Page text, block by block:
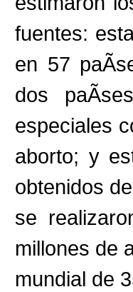
fuentes:
en 57
dos
especiales
aborto; y
obtenidos
se
millones de
mundial de